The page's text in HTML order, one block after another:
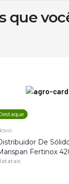
que
De
Fertinox